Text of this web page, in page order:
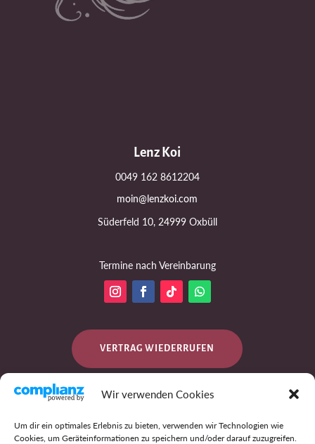
Wir verwenden Cookies
Um dir ein optimales Erlebnis zu bieten, verwenden wir Technologien wie
Cookies, um Geräteinformationen zu speichern und/oder darauf zuzugreifen.
Lenz Koi
0049 162 8612204
moin@lenzkoi.com
Süderfeld 10, 24999 Oxbüll
Termine nach Vereinbarung
VERTRAG WIEDERRUFEN